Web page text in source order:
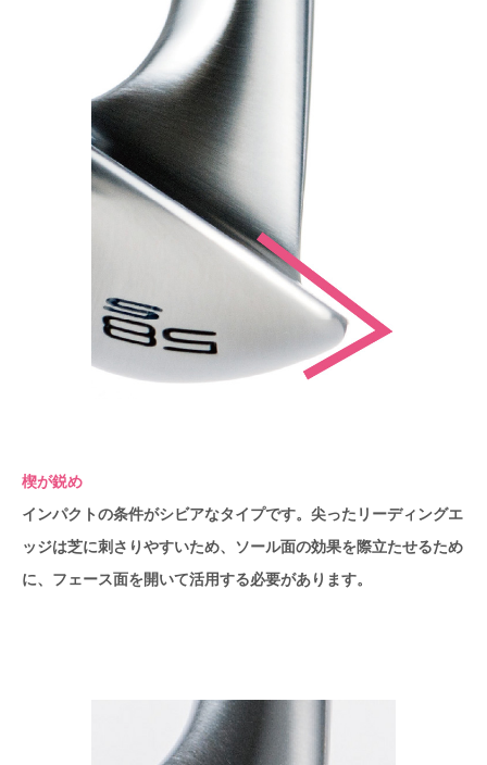
楔が鋭め
インパクトの条件がシビアなタイプです。尖ったリーディングエ
ッジは芝に刺さりやすいため、ソール面の効果を際立たせるため
に、フェース面を開いて活用する必要があります。